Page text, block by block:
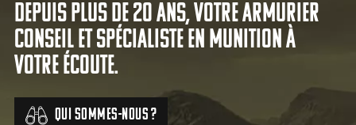
Depuis plus de 20 ans, votre armurier
conseil et spécialiste en munition à
votre écoute.
Qui sommes-nous ?